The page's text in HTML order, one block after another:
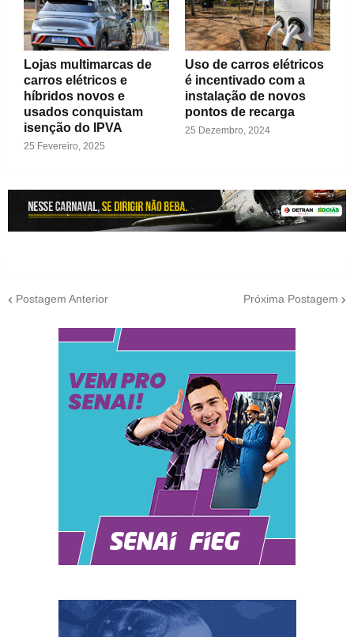
Lojas multimarcas de
carros elétricos e
híbridos novos e
usados conquistam
isenção do IPVA
25 Fevereiro, 2025
Uso de carros elétricos
é incentivado com a
instalação de novos
pontos de recarga
25 Dezembro, 2024
Postagem Anterior Próxima Postagem